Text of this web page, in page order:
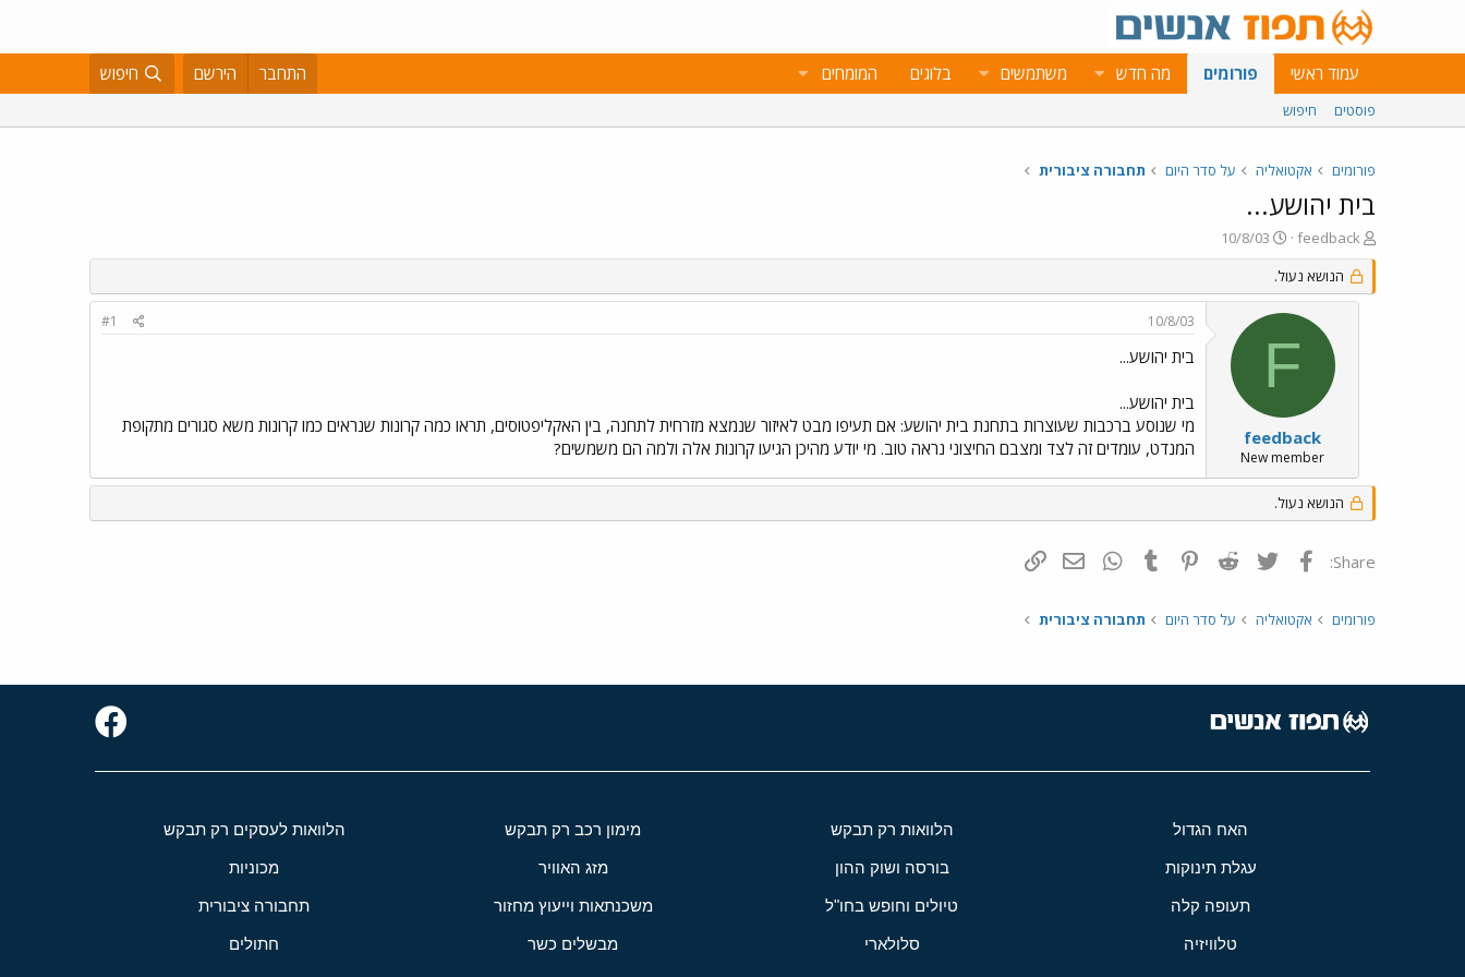
עמוד ראשי פורומים מה חדש משתמשים בלוגים המומחים התחבר הירשם חיפוש
פוסטים חיפוש
פורומים אקטואליה על סדר היום תחבורה ציבורית
בית יהושע...
פ
ו
ת
ח
feedback
פ
ו
ס
ם
ר
י
ך
10/8/03
הנושא נעול.
F
feedback
New member
10/8/03
#1
בית יהושע...
בית יהושע...
מי שנוסע ברכבות שעוצרות בתחנת בית יהושע: אם תעיפו מבט לאיזור שנמצא מזרחית לתחנה, בין האקליפטוסים, תראו כמה קרונות שנראים כמו קרונות משא סגורים מתקופת
המנדט, עומדים זה לצד ומצבם החיצוני נראה טוב. מי יודע מהיכן הגיעו קרונות אלה ולמה הם משמשים?
הנושא נעול.
Share: פייסבוק Twitter
Reddit
Pinterest
Tumblr
WhatsAppדואר אלקטרוני
פורומים אקטואליה על סדר היום תחבורה ציבורית
האח הגדול הלוואות רק תבקש מימון רכב רק תבקש הלוואות לעסקים רק תבקש
עגלת תינוקות בורסה ושוק ההון מזג האוויר מכוניות
תעופה קלה טיולים וחופש בחו"ל משכנתאות וייעוץ מחזור תחבורה ציבורית
טלוויזיה סלולארי מבשלים כשר חתולים